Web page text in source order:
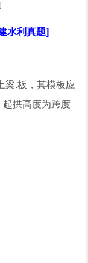
水利真题]
梁.板，其模板应
拱高度为跨度